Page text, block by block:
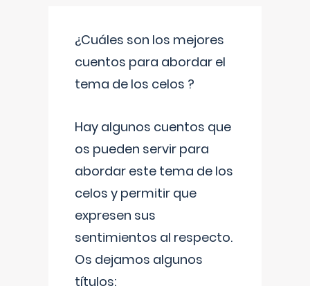
¿Cuáles son los mejores
cuentos para abordar el
tema de los celos ?
Hay algunos cuentos que
os pueden servir para
abordar este tema de los
celos y permitir que
expresen sus
sentimientos al respecto.
Os dejamos algunos
títulos: